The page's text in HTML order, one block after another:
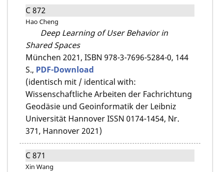
C 872
Hao Cheng
Deep Learning of User Behavior in
Shared Spaces
München 2021, ISBN 978-3-7696-5284-0, 144
S., PDF-Download
(identisch mit / identical with:
Wissenschaftliche Arbeiten der Fachrichtung
Geodäsie und Geoinformatik der Leibniz
Universität Hannover ISSN 0174-1454, Nr.
371, Hannover 2021)
C 871
Xin Wang